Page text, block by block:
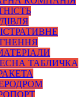
ТАБЛИЧКА